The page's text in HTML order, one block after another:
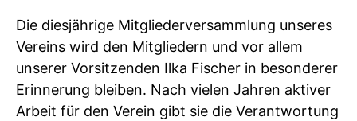
Die diesjährige Mitgliederversammlung unseres
Vereins wird den Mitgliedern und vor allem
unserer Vorsitzenden Ilka Fischer in besonderer
Erinnerung bleiben. Nach vielen Jahren aktiver
Arbeit für den Verein gibt sie die Verantwortung